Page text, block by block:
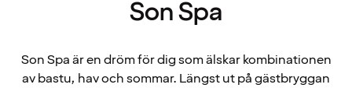
Son Spa
Son Spa är en dröm för dig som älskar kombinationen
av bastu, hav och sommar. Längst ut på gästbryggan